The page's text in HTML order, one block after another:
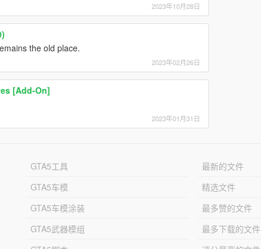
2023年10月28日
the old place.
2023年02月26日
[Add-On]
2023年01月31日
GTA5工具
GTA5车模
GTA5车模涂装
GTA5武器模组
最新的文件
精选文件
最多赞的文件
最多下载的文件